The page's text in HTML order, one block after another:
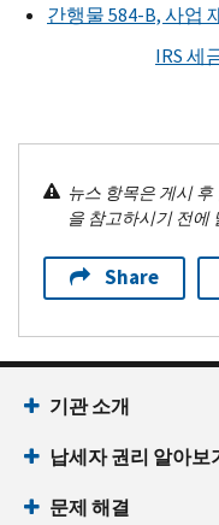
간행물 584-B,사업
IRS세
뉴스 항목은 게시
을 참고하시기 전에
Share
기관 소개
납세자 권리 알아보
문제 해결